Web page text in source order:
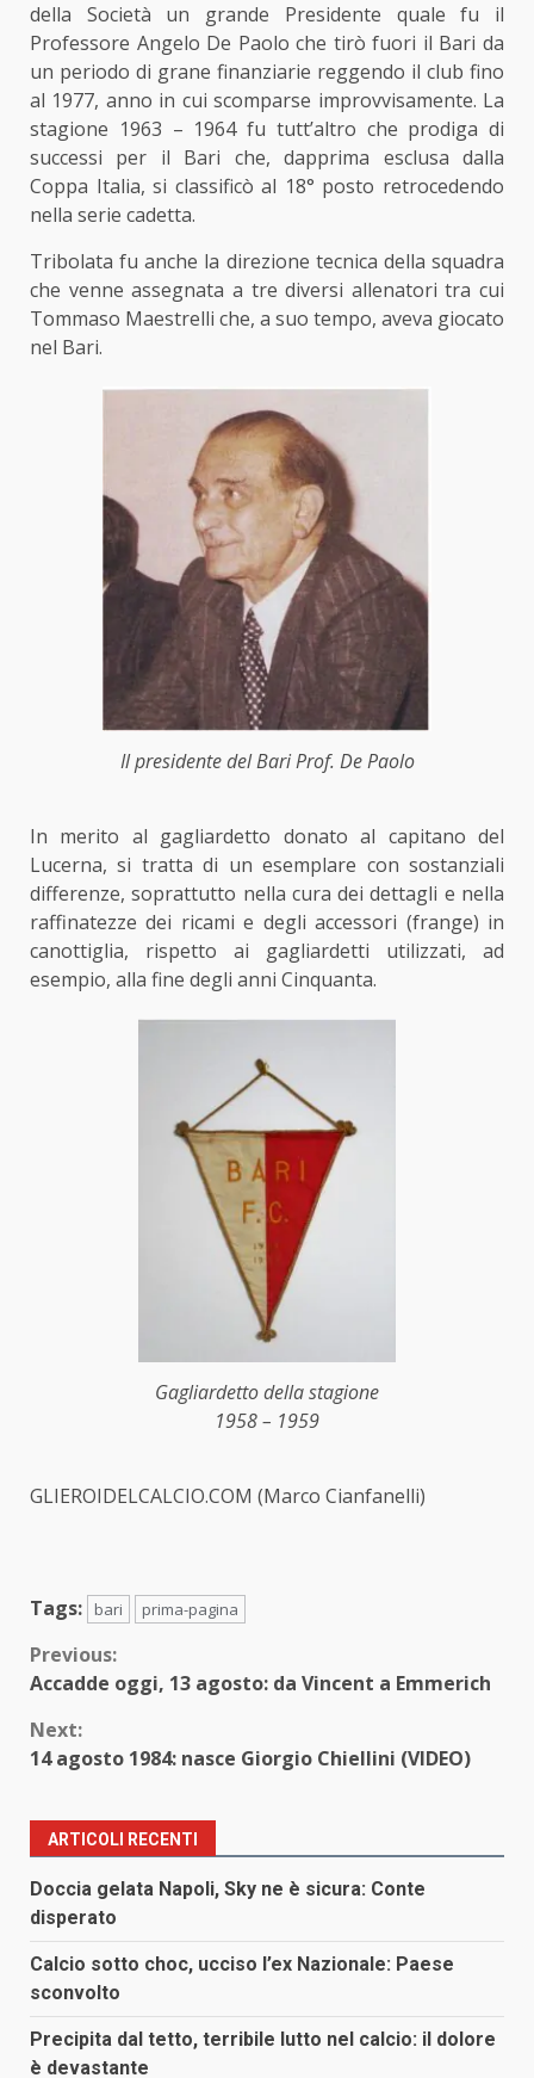
della Società un grande Presidente quale fu il
Professore Angelo De Paolo che tirò fuori il Bari da
un periodo di grane finanziarie reggendo il club fino
al 1977, anno in cui scomparse improvvisamente. La
stagione 1963 – 1964 fu tutt’altro che prodiga di
successi per il Bari che, dapprima esclusa dalla
Coppa Italia, si classificò al 18° posto retrocedendo
nella serie cadetta.
Tribolata fu anche la direzione tecnica della squadra
che venne assegnata a tre diversi allenatori tra cui
Tommaso Maestrelli che, a suo tempo, aveva giocato
nel Bari.
Il presidente del Bari Prof. De Paolo
In merito al gagliardetto donato al capitano del
Lucerna, si tratta di un esemplare con sostanziali
differenze, soprattutto nella cura dei dettagli e nella
raffinatezze dei ricami e degli accessori (frange) in
canottiglia, rispetto ai gagliardetti utilizzati, ad
esempio, alla fine degli anni Cinquanta.
Gagliardetto della stagione
1958 – 1959
GLIEROIDELCALCIO.COM (Marco Cianfanelli)
Tags: bari prima-pagina
Continue
Reading
Previous:
Accadde oggi, 13 agosto: da Vincent a Emmerich
Next:
14 agosto 1984: nasce Giorgio Chiellini (VIDEO)
ARTICOLI RECENTI
Doccia gelata Napoli, Sky ne è sicura: Conte
disperato
Calcio sotto choc, ucciso l’ex Nazionale: Paese
sconvolto
Precipita dal tetto, terribile lutto nel calcio: il dolore
è devastante